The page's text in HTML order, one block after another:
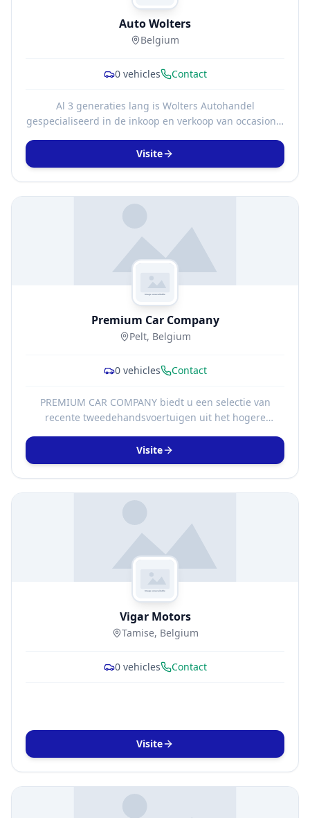
Auto Wolters
Belgium
0 vehicles Contact
Al 3 generaties lang is Wolters Autohandel
gespecialiseerd in de inkoop en verkoop van occasions.
kopen wij in zowel binnen als buitenland scherp in.
Daardoor hebben wij altijd een ruim en veelzijdig
aanbod van scherp geprijsde tweedehands auto's
staan van alle automerken.
Visite
Premium Car Company
Pelt, Belgium
0 vehicles Contact
PREMIUM CAR COMPANY biedt u een selectie van
recente tweedehandsvoertuigen uit het hogere
fervente autoliefhebbers met een voorkeur voor
topmerken.
Visite
Vigar Motors
Tamise, Belgium
0 vehicles Contact
Visite